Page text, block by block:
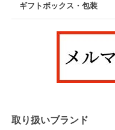
ギフトボックス・包装
取り扱いブランド